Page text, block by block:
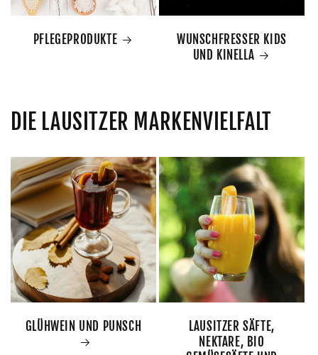
PFLEGEPRODUKTE
WUNSCHFRESSER KIDS
UND KINELLA
DIE LAUSITZER MARKENVIELFALT
GLÜHWEIN UND PUNSCH
LAUSITZER SÄFTE,
NEKTARE, BIO